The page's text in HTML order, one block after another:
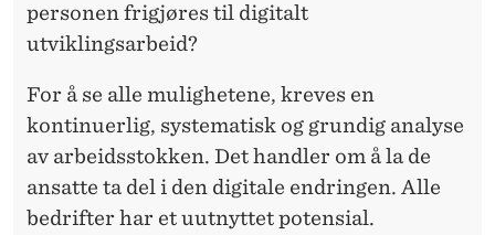
personen frigjøres til digitalt
utviklingsarbeid?
For å se alle mulighetene, kreves en
kontinuerlig, systematisk og grundig analyse
av arbeidsstokken. Det handler om å la de
ansatte ta del i den digitale endringen. Alle
bedrifter har et uutnyttet potensial.